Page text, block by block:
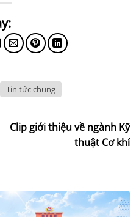
Tin tức chung
Clip giới thiệu về ngành Kỹ
thuật Cơ khí